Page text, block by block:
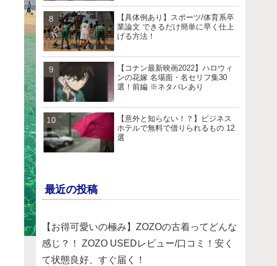
【具体例あり】スポーツ/体育系卒
業論文 できるだけ簡単に早く仕上
げる方法！
【コナン最新映画2022】ハロウィ
ンの花嫁 名場面・名セリフ集30
選！前編 ※ネタバレあり
【意外と知らない！？】ビジネス
ホテルで無料で借りられるもの 12
選
最近の投稿
【お得可愛いの極み】ZOZOの古着ってどんな
感じ？！ ZOZO USEDレビュー/口コミ！安く
て状態良好、すぐ届く！